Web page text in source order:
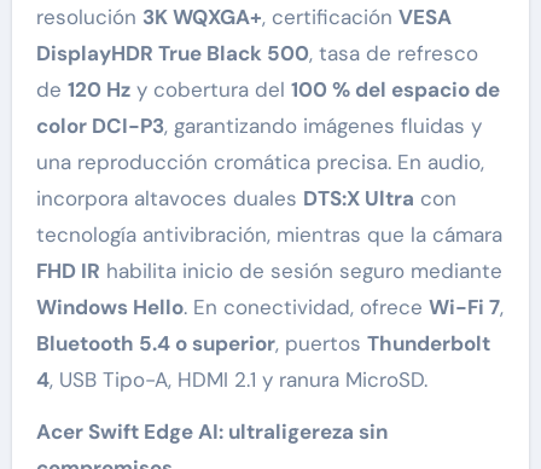
resolución 3K WQXGA+, certificación VESA
DisplayHDR True Black 500, tasa de refresco
de 120 Hzy cobertura del 100 % del espacio de
color DCI-P3, garantizando imágenes fluidas y
una reproducción cromática precisa. En audio,
incorpora altavoces duales DTS:X Ultra con
tecnología antivibración, mientras que la cámara
FHD IR habilita inicio de sesión seguro mediante
Windows Hello. En conectividad, ofrece Wi-Fi 7,
Bluetooth 5.4 o superior, puertos Thunderbolt
4, USB Tipo-A, HDMI 2.1 y ranura MicroSD.
Acer Swift Edge AI: ultraligereza sin